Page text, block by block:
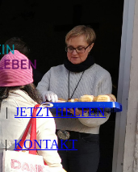
JETZT HELFEN
KONTAKT